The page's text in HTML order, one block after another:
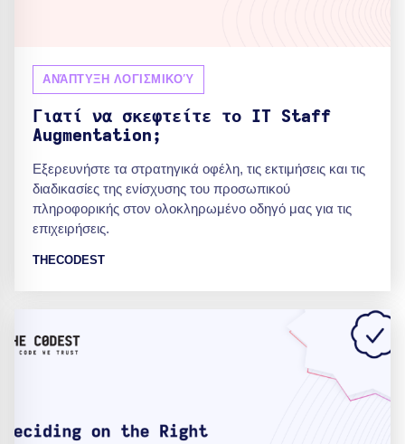
ΑΝΆΠΤΥΞΗ ΛΟΓΙΣΜΙΚΟΎ
Γιατί να σκεφτείτε το IT Staff
Augmentation;
Εξερευνήστε τα στρατηγικά οφέλη, τις εκτιμήσεις και τις
διαδικασίες της ενίσχυσης του προσωπικού
πληροφορικής στον ολοκληρωμένο οδηγό μας για τις
επιχειρήσεις.
THECODEST